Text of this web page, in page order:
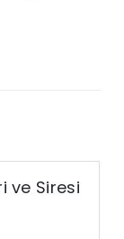
ve Siresi